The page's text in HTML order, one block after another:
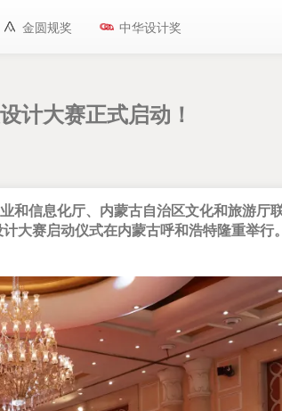
金圆规奖 中华设计奖
计大赛正式启动！
和信息化厅、内蒙古自治区文化和旅游厅
大赛启动仪式在内蒙古呼和浩特隆重举行。